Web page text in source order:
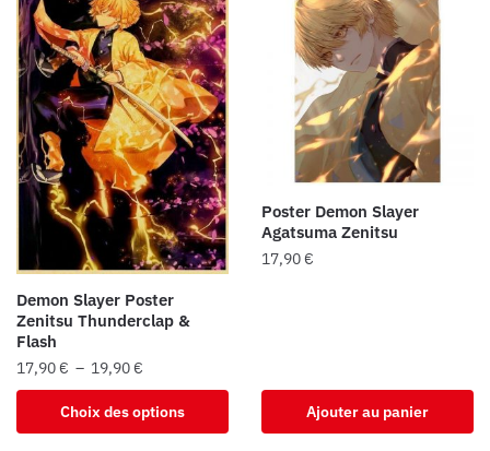
Demon Slayer Poster
Zenitsu Thunderclap &
Flash
17,90€ – 19,90€
de
prix :
17,90 €
Choix des options
produit
Poster Demon Slayer
Agatsuma Zenitsu
17,90€
Ajouter au panier